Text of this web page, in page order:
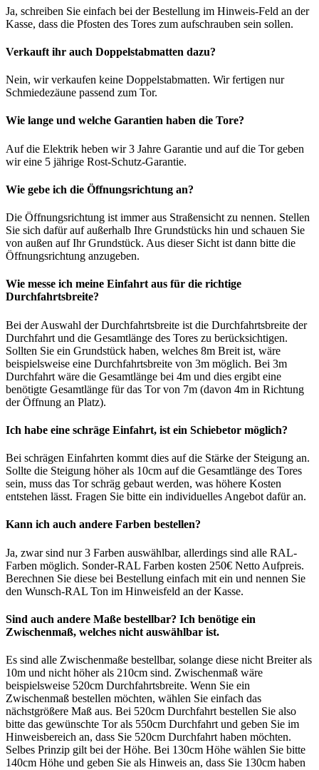
Ja, schreiben Sie einfach bei der Bestellung im Hinweis-Feld an der
Kasse, dass die Pfosten des Tores zum aufschrauben sein sollen.
Verkauft ihr auch Doppelstabmatten dazu?
Nein, wir verkaufen keine Doppelstabmatten. Wir fertigen nur
Schmiedezäune passend zum Tor.
Wie lange und welche Garantien haben die Tore?
Auf die Elektrik heben wir 3 Jahre Garantie und auf die Tor geben
wir eine 5 jährige Rost-Schutz-Garantie.
Wie gebe ich die Öffnungsrichtung an?
Die Öffnungsrichtung ist immer aus Straßensicht zu nennen. Stellen
Sie sich dafür auf außerhalb Ihre Grundstücks hin und schauen Sie
von außen auf Ihr Grundstück. Aus dieser Sicht ist dann bitte die
Öffnungsrichtung anzugeben.
Wie messe ich meine Einfahrt aus für die richtige
Durchfahrtsbreite?
Bei der Auswahl der Durchfahrtsbreite ist die Durchfahrtsbreite der
Durchfahrt und die Gesamtlänge des Tores zu berücksichtigen.
Sollten Sie ein Grundstück haben, welches 8m Breit ist, wäre
beispielsweise eine Durchfahrtsbreite von 3m möglich. Bei 3m
Durchfahrt wäre die Gesamtlänge bei 4m und dies ergibt eine
benötigte Gesamtlänge für das Tor von 7m (davon 4m in Richtung
der Öffnung an Platz).
Ich habe eine schräge Einfahrt, ist ein Schiebetor möglich?
Bei schrägen Einfahrten kommt dies auf die Stärke der Steigung an.
Sollte die Steigung höher als 10cm auf die Gesamtlänge des Tores
sein, muss das Tor schräg gebaut werden, was höhere Kosten
entstehen lässt. Fragen Sie bitte ein individuelles Angebot dafür an.
Kann ich auch andere Farben bestellen?
Ja, zwar sind nur 3 Farben auswählbar, allerdings sind alle RAL-
Farben möglich. Sonder-RAL Farben kosten 250€ Netto Aufpreis.
Berechnen Sie diese bei Bestellung einfach mit ein und nennen Sie
den Wunsch-RAL Ton im Hinweisfeld an der Kasse.
Sind auch andere Maße bestellbar? Ich benötige ein
Zwischenmaß, welches nicht auswählbar ist.
Es sind alle Zwischenmaße bestellbar, solange diese nicht Breiter als
10m und nicht höher als 210cm sind. Zwischenmaß wäre
beispielsweise 520cm Durchfahrtsbreite. Wenn Sie ein
Zwischenmaß bestellen möchten, wählen Sie einfach das
nächstgrößere Maß aus. Bei 520cm Durchfahrt bestellen Sie also
bitte das gewünschte Tor als 550cm Durchfahrt und geben Sie im
Hinweisbereich an, dass Sie 520cm Durchfahrt haben möchten.
Selbes Prinzip gilt bei der Höhe. Bei 130cm Höhe wählen Sie bitte
140cm Höhe und geben Sie als Hinweis an, dass Sie 130cm haben